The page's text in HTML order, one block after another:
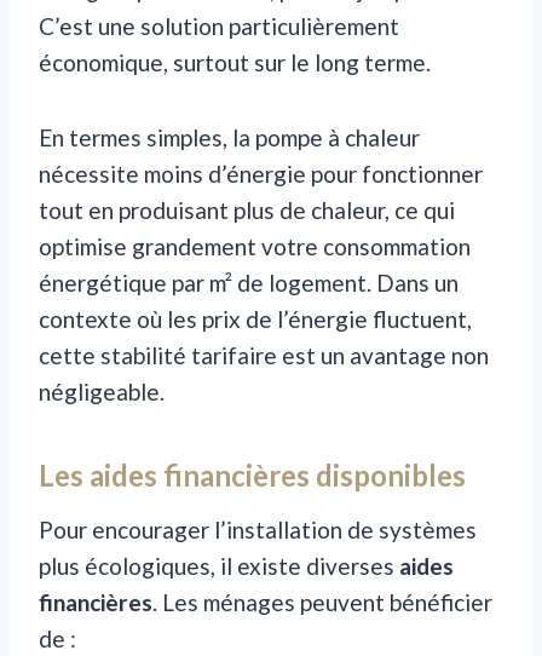
C’est une solution particulièrement
économique, surtout sur le long terme.
En termes simples, la pompe à chaleur
nécessite moins d’énergie pour fonctionner
tout en produisant plus de chaleur, ce qui
optimise grandement votre consommation
énergétique par m² de logement. Dans un
contexte où les prix de l’énergie fluctuent,
cette stabilité tarifaire est un avantage non
négligeable.
Les aides financières disponibles
Pour encourager l’installation de systèmes
plus écologiques, il existe diverses aides
financières. Les ménages peuvent bénéficier
de :